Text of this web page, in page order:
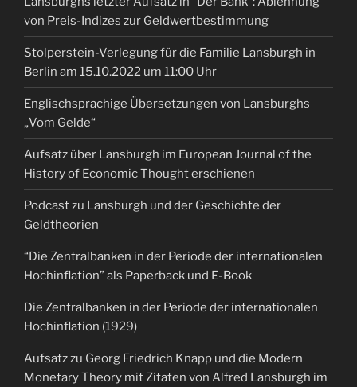
von Preis-Indizes zur Geldwertbestimmung
Stolperstein-Verlegung für die Familie Lansburgh in
Berlin am 15.10.2022 um 11:00 Uhr
Englischsprachige Übersetzungen von Lansburghs
„Vom Gelde“
Aufsatz über Lansburgh im European Journal of the
History of Economic Thought erschienen
Podcast zu Lansburgh und der Geschichte der
Geldtheorien
“Die Zentralbanken in der Periode der internationalen
Hochinflation” als Paperback und E-Book
Die Zentralbanken in der Periode der internationalen
Hochinflation (1929)
Aufsatz zu Georg Friedrich Knapp und die Modern
Monetary Theory mit Zitaten von Alfred Lansburgh im